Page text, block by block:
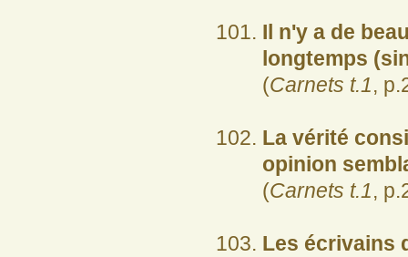
Il n'y a de
longtemps
(Carnets t.1,
La vérité
opinion
(Carnets t.1,
Les écrivains